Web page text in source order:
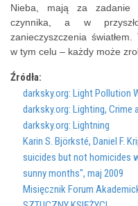
Nieba, mają za zadanie
czynnika, a w
zanieczyszczenia
w tym celu – każdy może
Źródła:
darksky.org: Light Pollution
darksky.org: Lighting, Crime
darksky.org: Lightning
Karin S. Björksté, Daniel F.
suicides but not homicides
sunny months", maj 2009
Misięcznik Forum